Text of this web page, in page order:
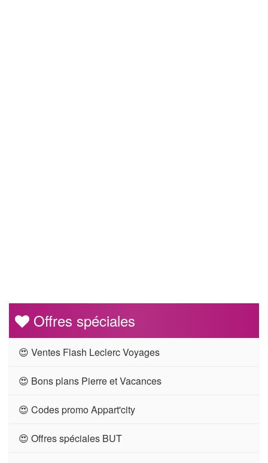
Offres spéciales
😍 Ventes Flash Leclerc Voyages
😍 Bons plans Pierre et Vacances
😍 Codes promo Appart'city
😍 Offres spéciales BUT